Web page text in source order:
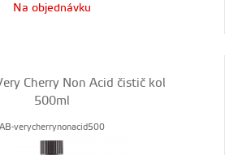
Na objednávku
Cherry Non Acid čistič kol
500ml
AB-verycherrynonacid500